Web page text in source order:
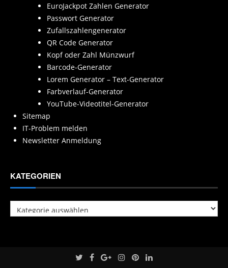
EuroJackpot Zahlen Generator
Passwort Generator
Zufallszahlengenerator
QR Code Generator
Kopf oder Zahl Münzwurf
Barcode-Generator
Lorem Generator – Text-Generator
Farbverlauf-Generator
YouTube-Videotitel-Generator
Sitemap
IT-Problem melden
Newsletter Anmeldung
KATEGORIEN
Kategorien